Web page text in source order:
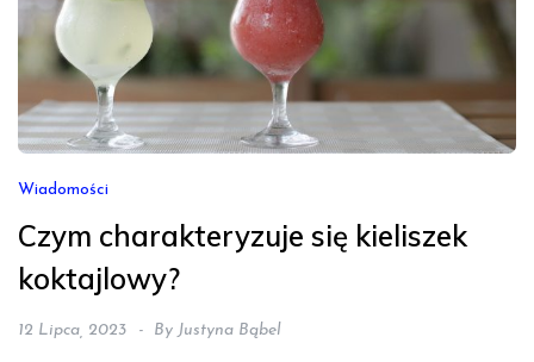
Wiadomości
Czym charakteryzuje się kieliszek
koktajlowy?
12 Lipca, 2023 By Justyna Bąbel